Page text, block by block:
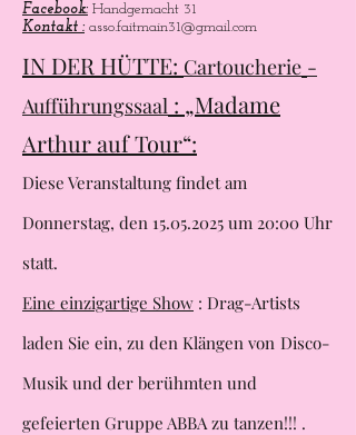
Facebook: Handgemacht 31
Kontakt : asso.faitmain31@gmail.com
IN DER HÜTTE: Cartoucherie -
Aufführungssaal : „Madame
Arthur auf Tour“:
Diese Veranstaltung findet am
Donnerstag, den 15.05.2025 um 20:00 Uhr
statt.
Eine einzigartige Show : Drag-Artists
laden Sie ein, zu den Klängen von Disco-
Musik und der berühmten und
gefeierten Gruppe ABBA zu tanzen!!! .